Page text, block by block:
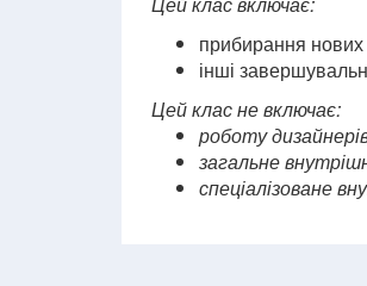
прибирання нових
інші
Цей клас не включає:
роботу
загальне
спеціалізоване